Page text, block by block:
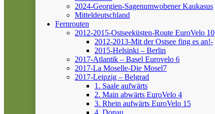
2024-Georgien-Sagenumwobener Kaukasus
Mitteldeutschland
Fernrouten
2012-2015-Ostseeküsten-Route EuroVelo 10
2012-2013-Mit der Ostsee fing es an!-
2015-Helsinki – Berlin
2017-Atlantik – Basel Eurovelo 6
2017-La Moselle-Die Mosel7
2017-Leipzig – Belgrad
1. Saale aufwärts
2. Main abwärts EuroVelo 4
3. Rhein aufwärts EuroVelo 15
4. Donau